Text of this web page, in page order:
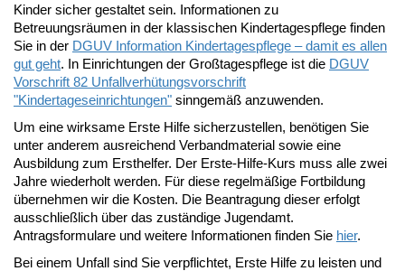
Kinder sicher gestaltet sein. Informationen zu
Betreuungsräumen in der klassischen Kindertagespflege finden
Sie in der DGUV Information Kindertagespflege – damit es allen
gut geht. In Einrichtungen der Großtagespflege ist die DGUV
Vorschrift 82 Unfallverhütungsvorschrift
"Kindertageseinrichtungen" sinngemäß anzuwenden.
Um eine wirksame Erste Hilfe sicherzustellen, benötigen Sie
unter anderem ausreichend Verbandmaterial sowie eine
Ausbildung zum Ersthelfer. Der Erste-Hilfe-Kurs muss alle zwei
Jahre wiederholt werden. Für diese regelmäßige Fortbildung
übernehmen wir die Kosten. Die Beantragung dieser erfolgt
ausschließlich über das zuständige Jugendamt.
Antragsformulare und weitere Informationen finden Sie hier.
Bei einem Unfall sind Sie verpflichtet, Erste Hilfe zu leisten und